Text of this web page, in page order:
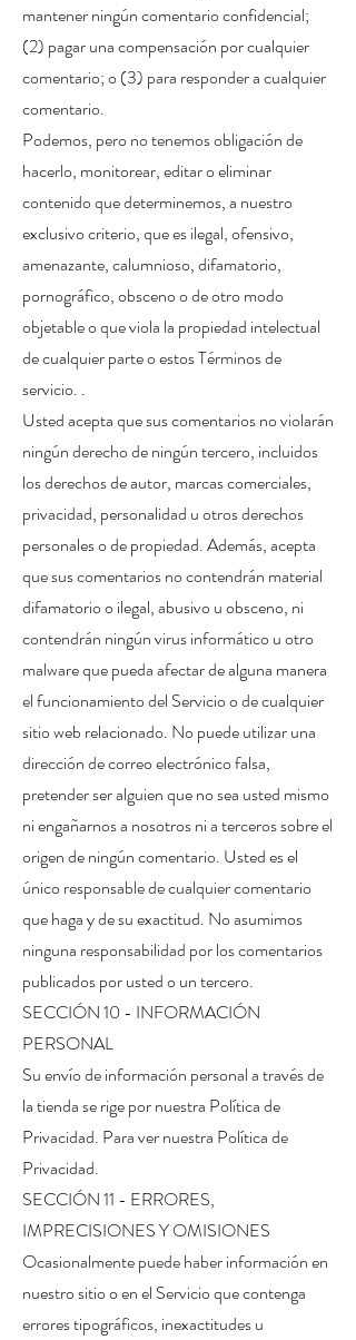
mantener ningún comentario confidencial;
(2) pagar una compensación por cualquier
comentario; o (3) para responder a cualquier
comentario.
Podemos, pero no tenemos obligación de
hacerlo, monitorear, editar o eliminar
contenido que determinemos, a nuestro
exclusivo criterio, que es ilegal, ofensivo,
amenazante, calumnioso, difamatorio,
pornográfico, obsceno o de otro modo
objetable o que viola la propiedad intelectual
de cualquier parte o estos Términos de
servicio. .
Usted acepta que sus comentarios no violarán
ningún derecho de ningún tercero, incluidos
los derechos de autor, marcas comerciales,
privacidad, personalidad u otros derechos
personales o de propiedad. Además, acepta
que sus comentarios no contendrán material
difamatorio o ilegal, abusivo u obsceno, ni
contendrán ningún virus informático u otro
malware que pueda afectar de alguna manera
el funcionamiento del Servicio o de cualquier
sitio web relacionado. No puede utilizar una
dirección de correo electrónico falsa,
pretender ser alguien que no sea usted mismo
ni engañarnos a nosotros ni a terceros sobre el
origen de ningún comentario. Usted es el
único responsable de cualquier comentario
que haga y de su exactitud. No asumimos
ninguna responsabilidad por los comentarios
publicados por usted o un tercero.
SECCIÓN 10 - INFORMACIÓN
PERSONAL
Su envío de información personal a través de
la tienda se rige por nuestra Política de
Privacidad. Para ver nuestra Política de
Privacidad.
SECCIÓN 11 - ERRORES,
IMPRECISIONES Y OMISIONES
Ocasionalmente puede haber información en
nuestro sitio o en el Servicio que contenga
errores tipográficos, inexactitudes u